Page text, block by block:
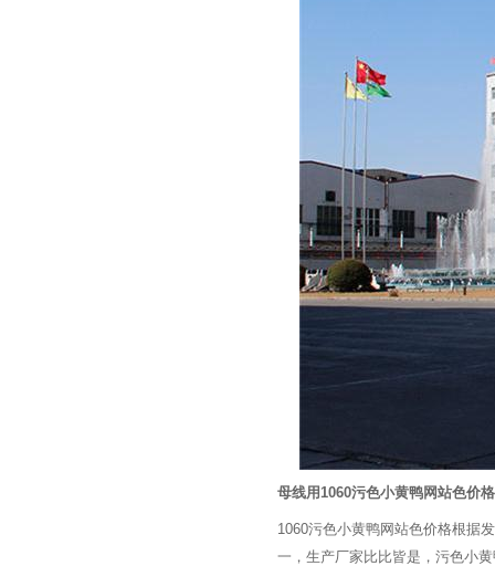
母线用1060污色小黄鸭网站色价
1060污色小黄鸭网站色价格根据
一，生产厂家比比皆是，污